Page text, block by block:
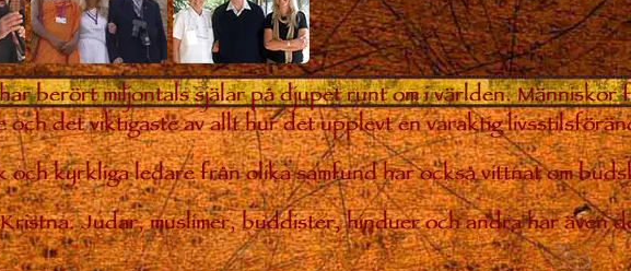
berört miljontals själar på djupet runt om i världen.
och det viktigaste av allt hur det upplevt en varaktig
kyrkliga ledare från olika samfund har också vittnat om
Judar, muslimer, buddister, hinduer och andra har även